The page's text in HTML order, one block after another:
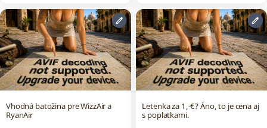
edit
Vhodná batožina pre WizzAir a
RyanAir
edit
Letenka za 1,-€? Áno, to je cena aj
s poplatkami.